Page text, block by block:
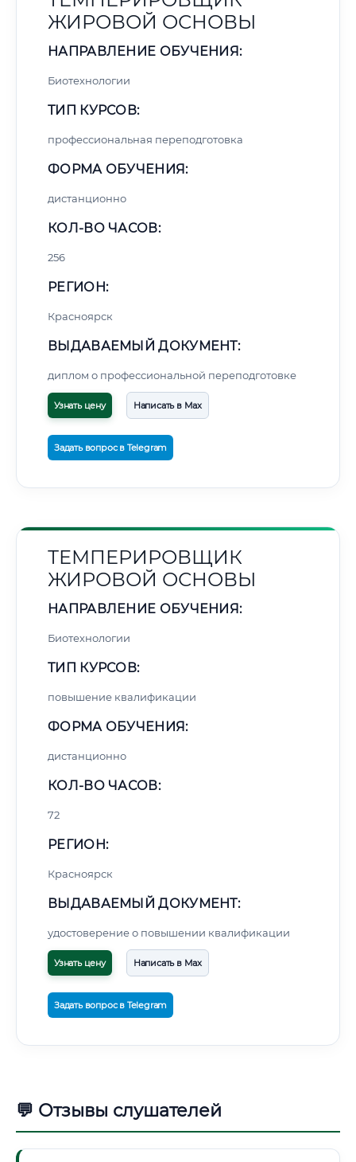
ЖИРОВОЙ ОСНОВЫ
НАПРАВЛЕНИЕ ОБУЧЕНИЯ:
Биотехнологии
ТИП КУРСОВ:
профессиональная переподготовка
ФОРМА ОБУЧЕНИЯ:
дистанционно
КОЛ-ВО ЧАСОВ:
256
РЕГИОН:
Красноярск
ВЫДАВАЕМЫЙ ДОКУМЕНТ:
диплом о профессиональной переподготовке
Узнать цену Написать в Max
Задать вопрос в Telegram
ТЕМПЕРИРОВЩИК
ЖИРОВОЙ ОСНОВЫ
НАПРАВЛЕНИЕ ОБУЧЕНИЯ:
Биотехнологии
ТИП КУРСОВ:
повышение квалификации
ФОРМА ОБУЧЕНИЯ:
дистанционно
КОЛ-ВО ЧАСОВ:
72
РЕГИОН:
Красноярск
ВЫДАВАЕМЫЙ ДОКУМЕНТ:
удостоверение о повышении квалификации
Узнать цену Написать в Max
Задать вопрос в Telegram
💬 Отзывы слушателей